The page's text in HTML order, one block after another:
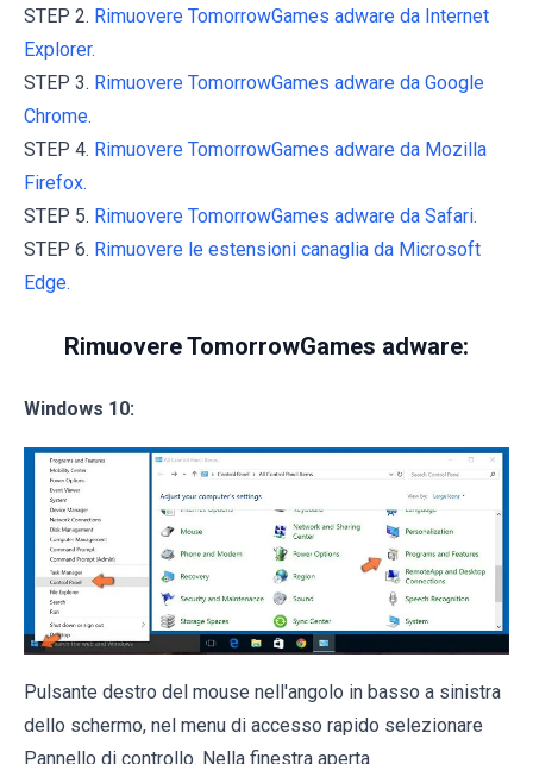
STEP 2. Rimuovere TomorrowGames adware da Internet
Explorer.
STEP 3. Rimuovere TomorrowGames adware da Google
Chrome.
STEP 4. Rimuovere TomorrowGames adware da Mozilla
Firefox.
STEP 5. Rimuovere TomorrowGames adware da Safari.
STEP 6. Rimuovere le estensioni canaglia da Microsoft
Edge.
Rimuovere TomorrowGames adware:
Windows 10:
Pulsante destro del mouse nell'angolo in basso a sinistra
dello schermo, nel menu di accesso rapido selezionare
Pannello di controllo. Nella finestra aperta